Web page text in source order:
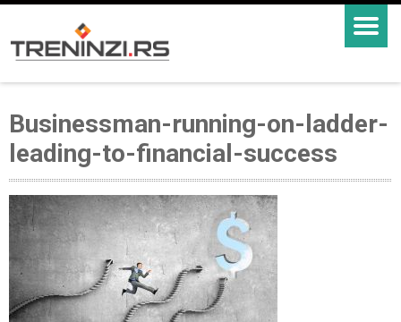
Businessman-running-on-ladder-
leading-to-financial-success